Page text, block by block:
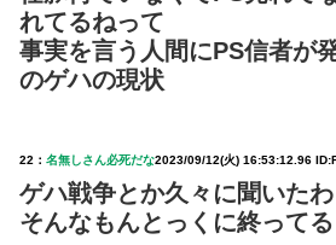
れてるねって
事実を言う人間にPS信者が
のゲハの現状
22： 名無しさん必死だな2023/09/12(火) 16:53:12.96
ゲハ戦争とか久々に聞いたわ
そんなもんとっくに終ってる